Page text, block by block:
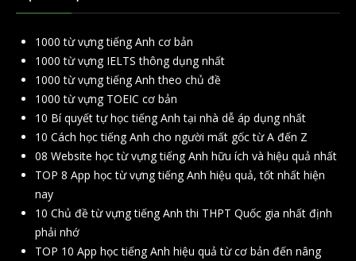
1000 từ vựng tiếng Anh cơ bản
1000 từ vựng IELTS thông dụng nhất
1000 từ vựng tiếng Anh theo chủ đề
1000 từ vựng TOEIC cơ bản
10 Bí quyết tự học tiếng Anh tại nhà dễ áp dụng nhất
10 Cách học tiếng Anh cho người mất gốc từ A đến Z
08 Website học từ vựng tiếng Anh hữu ích và hiệu quả nhất
TOP 8 App học từ vựng tiếng Anh hiệu quả, tốt nhất hiện
nay
10 Chủ đề từ vựng tiếng Anh thi THPT Quốc gia nhất định
phải nhớ
TOP 10 App học tiếng Anh hiệu quả từ cơ bản đến nâng